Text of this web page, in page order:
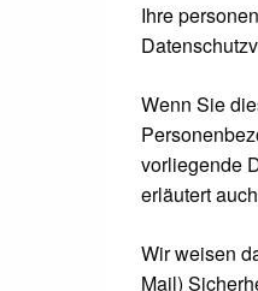
Ihre
Wenn Sie
vorliegende
erläutert
Wir weisen
Mail)